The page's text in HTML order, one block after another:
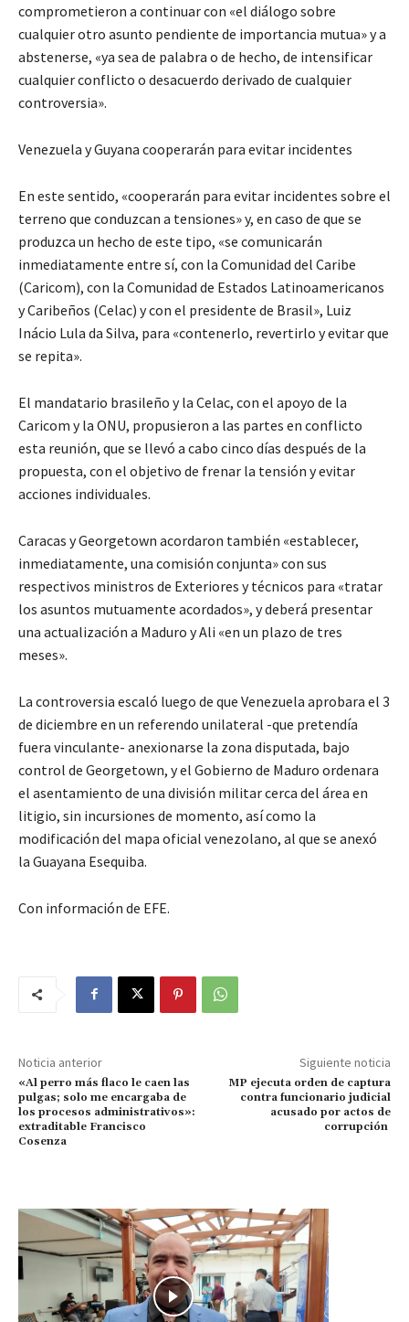
comprometieron a continuar con «el diálogo sobre
cualquier otro asunto pendiente de importancia mutua» y a
abstenerse, «ya sea de palabra o de hecho, de intensificar
cualquier conflicto o desacuerdo derivado de cualquier
controversia».
Venezuela y Guyana cooperarán para evitar incidentes
En este sentido, «cooperarán para evitar incidentes sobre el
terreno que conduzcan a tensiones» y, en caso de que se
produzca un hecho de este tipo, «se comunicarán
inmediatamente entre sí, con la Comunidad del Caribe
(Caricom), con la Comunidad de Estados Latinoamericanos
y Caribeños (Celac) y con el presidente de Brasil», Luiz
Inácio Lula da Silva, para «contenerlo, revertirlo y evitar que
se repita».
El mandatario brasileño y la Celac, con el apoyo de la
Caricom y la ONU, propusieron a las partes en conflicto
esta reunión, que se llevó a cabo cinco días después de la
propuesta, con el objetivo de frenar la tensión y evitar
acciones individuales.
Caracas y Georgetown acordaron también «establecer,
inmediatamente, una comisión conjunta» con sus
respectivos ministros de Exteriores y técnicos para «tratar
los asuntos mutuamente acordados», y deberá presentar
una actualización a Maduro y Ali «en un plazo de tres
meses».
La controversia escaló luego de que Venezuela aprobara el 3
de diciembre en un referendo unilateral -que pretendía
fuera vinculante- anexionarse la zona disputada, bajo
control de Georgetown, y el Gobierno de Maduro ordenara
el asentamiento de una división militar cerca del área en
litigio, sin incursiones de momento, así como la
modificación del mapa oficial venezolano, al que se anexó
la Guayana Esequiba.
Con información de EFE.
Noticia anterior
«Al perro más flaco le caen las
pulgas; solo me encargaba de
los procesos administrativos»:
extraditable Francisco
Cosenza
Siguiente noticia
MP ejecuta orden de captura
contra funcionario judicial
acusado por actos de
corrupción